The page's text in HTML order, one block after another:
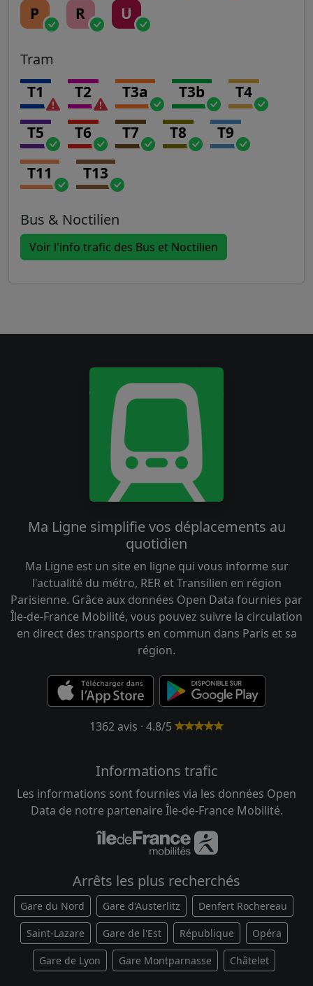
P R U
Tram
T1 T2 T3a T3b T4
T5 T6 T7 T8 T9
T11 T13
Bus & Noctilien
Voir l'info trafic des Bus et Noctilien
Ma Ligne simplifie vos déplacements au
quotidien
Ma Ligne est un site en ligne qui vous informe sur
l'actualité du métro, RER et Transilien en région
Parisienne. Grâce aux données Open Data fournies par
Île-de-France Mobilité, vous pouvez suivre la circulation
en direct des transports en commun dans Paris et sa
région.
1362 avis · 4.8/5
Informations trafic
Les informations sont fournies via les données Open
Data de notre partenaire Île-de-France Mobilité.
Arrêts les plus recherchés
Gare du Nord Gare d'Austerlitz Denfert Rochereau
Saint-Lazare Gare de l'Est République Opéra
Gare de Lyon Gare Montparnasse Châtelet